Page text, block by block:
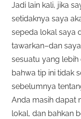
Jadi lain kali, jika
setidaknya saya
sepeda lokal saya
tawarkan–dan
sesuatu yang lebih
bahwa tip ini tidak
sebelumnya
Anda masih dapat
lokal, dan bahkan